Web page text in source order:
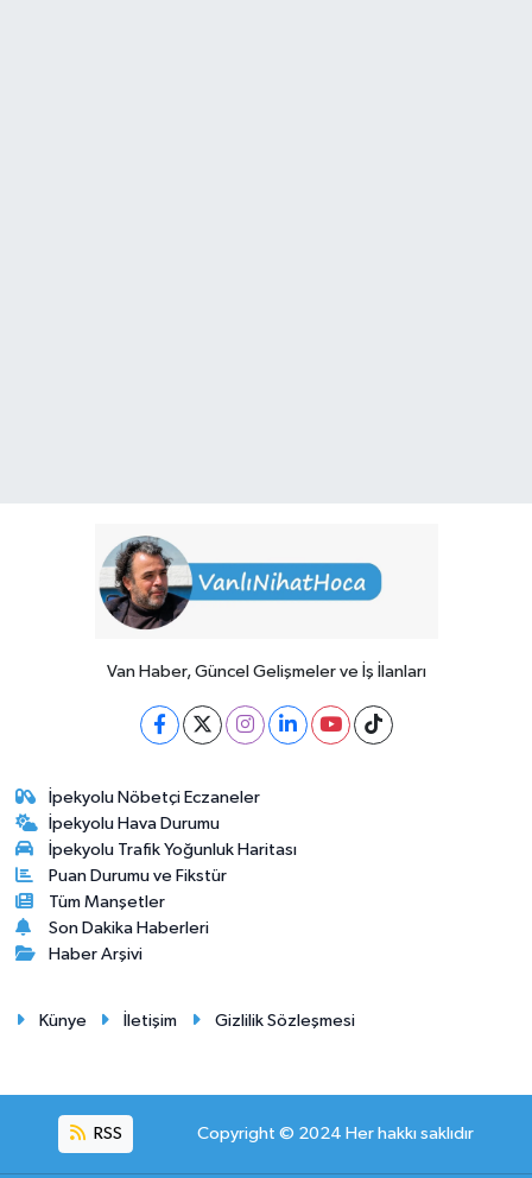
Van Haber, Güncel Gelişmeler ve İş İlanları
İpekyolu Nöbetçi Eczaneler
İpekyolu Hava Durumu
İpekyolu Trafik Yoğunluk Haritası
Puan Durumu ve Fikstür
Tüm Manşetler
Son Dakika Haberleri
Haber Arşivi
Künye İletişim Gizlilik Sözleşmesi
RSS Copyright © 2024 Her hakkı saklıdır